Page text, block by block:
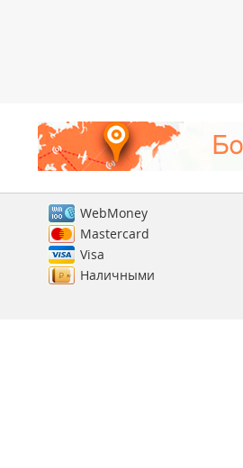
WebMoney
Mastercard
Visa
Наличными